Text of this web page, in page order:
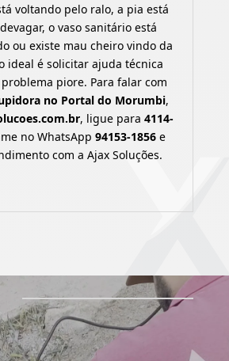
voltando pelo ralo, a pia está
o vaso sanitário está
ou existe mau cheiro vindo da
ideal é solicitar ajuda técnica
piore. Para falar com
no Portal do Morumbi,
, ligue para 4114-
no WhatsApp94153-1856 e
com a Ajax Soluções.